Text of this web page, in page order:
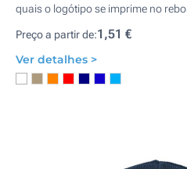
quais o logótipo se imprime no
Preço a partir de:1,51 €
Ver detalhes >